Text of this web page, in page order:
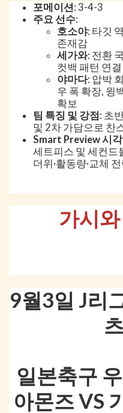
포메이션: 3-4-3
주요 선수:
호소야: 타깃
존재감
세가와: 전환
컷백 패턴 연
야마다: 압박
우 폭 확장, 윙
확보
팀 특징 및 강점: 초
및 2차 가담으로 찬
Smart Preview 시각
세트피스 및 세컨드
더위·활동량·교체
가시
9월3일 J리
일본축구
아몬즈 VS